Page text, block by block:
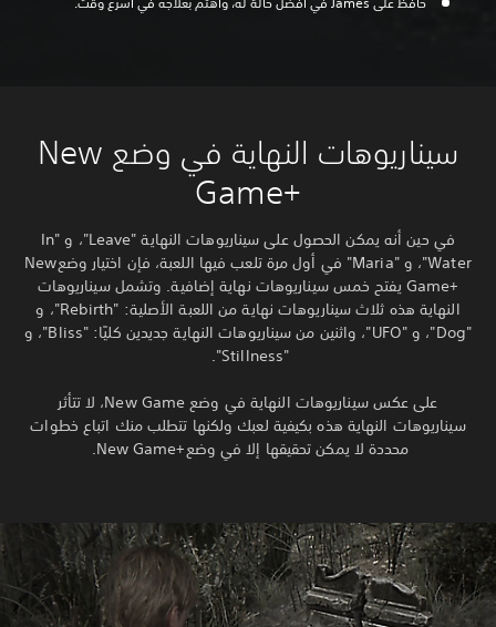
سيناريوهات النهاية في وضع New
Game+‎
في حين أنه يمكن الحصول على سيناريوهات النهاية "Leave"، و "In
Water"، و "Maria" في أول مرة تلعب فيها اللعبة، فإن اختيار وضعNew
Game+‎ يفتح خمس سيناريوهات نهاية إضافية. وتشمل سيناريوهات
النهاية هذه ثلاث سيناريوهات نهاية من اللعبة الأصلية: "Rebirth"، و
"Dog"، و "UFO"، واثنين من سيناريوهات النهاية جديدين كليًا: "Bliss"، و
على عكس سيناريوهات النهاية في وضع New Game، لا تتأثر
سيناريوهات النهاية هذه بكيفية لعبك ولكنها تتطلب منك اتباع خطوات
محددة لا يمكن تحقيقها إلا في وضعNew Game+‎.